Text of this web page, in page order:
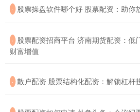
· 股票操盘软件哪个好 股票配资：助你
· 股票配资招商平台 济南期货配资：低
财富增值
· 散户配资 股票结构化配资：解锁杠杆